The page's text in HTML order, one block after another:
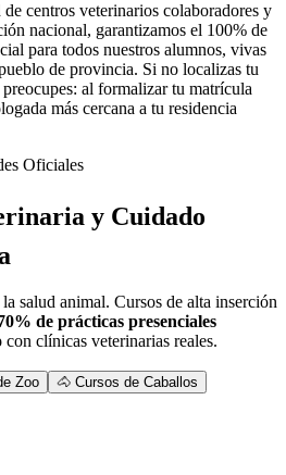
centros veterinarios colaboradores y
nacional, garantizamos el 100% de
para todos nuestros alumnos, vivas
de provincia. Si no localizas tu
al formalizar tu matrícula
más cercana a tu residencia
Oficiales
y Cuidado
salud animal. Cursos de alta inserción
de prácticas presenciales
con clínicas veterinarias reales.
Zoo
🐴 Cursos de Caballos